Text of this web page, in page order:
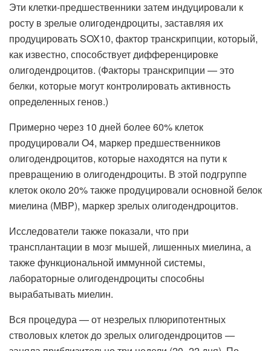
Эти клетки-предшественники затем индуцировали к
росту в зрелые олигодендроциты, заставляя их
продуцировать SOX10, фактор транскрипции, который,
как известно, способствует дифференцировке
олигодендроцитов. (Факторы транскрипции — это
белки, которые могут контролировать активность
определенных генов.)
Примерно через 10 дней более 60% клеток
продуцировали O4, маркер предшественников
олигодендроцитов, которые находятся на пути к
превращению в олигодендроциты. В этой подгруппе
клеток около 20% также продуцировали основной белок
миелина (MBP), маркер зрелых олигодендроцитов.
Исследователи также показали, что при
трансплантации в мозг мышей, лишенных миелина, а
также функциональной иммунной системы,
лабораторные олигодендроциты способны
вырабатывать миелин.
Вся процедура — от незрелых плюрипотентных
стволовых клеток до зрелых олигодендроцитов —